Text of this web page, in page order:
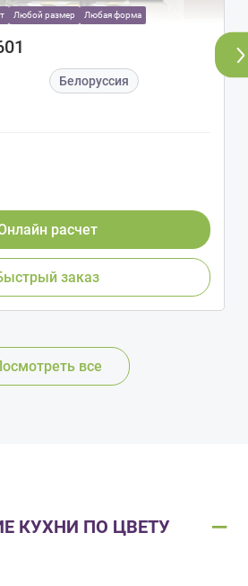
Любой размер Любая форма
Белоруссия
расчет
заказ
все
КУХНИ ПО ЦВЕТУ